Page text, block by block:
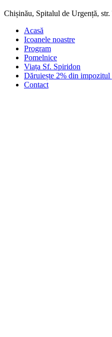
Chișinău, Spitalul de Urgență, str.
Acasă
Icoanele noastre
Program
Pomelnice
Viața Sf. Spiridon
Dăruiește 2% din impozitul
Contact